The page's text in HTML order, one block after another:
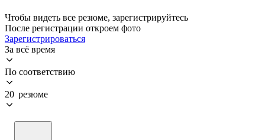
Чтобы видеть все резюме, зарегистрируйтесь
После регистрации откроем фото
Зарегистрироваться
За всё время
По соответствию
20 резюме